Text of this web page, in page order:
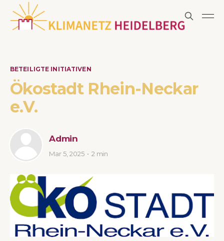
BETEILIGTE INITIATIVEN
Ökostadt Rhein-Neckar
e.V.
Admin
Mar 5, 2025 2 min